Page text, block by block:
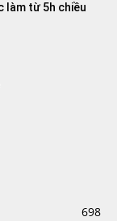
làm từ 5h chiều
698